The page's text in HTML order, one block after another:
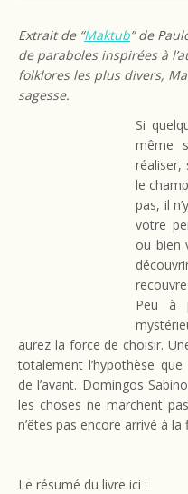
Extrait de “Maktub” de
de paraboles inspirées à
folklores les plus divers,
sagesse.
Si
même
réaliser,
le
pas, il
votre
ou bien
Peu à
aurez la force de choisir.
totalement l’hypothèse
de l’avant. Domingos
les choses ne marchent
n’êtes pas encore arrivé à la
Le résumé du livre ici :